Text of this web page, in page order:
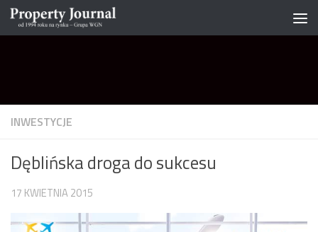
Skip to content
INWESTYCJE
Dęblińska droga do sukcesu
17 KWIETNIA 2015